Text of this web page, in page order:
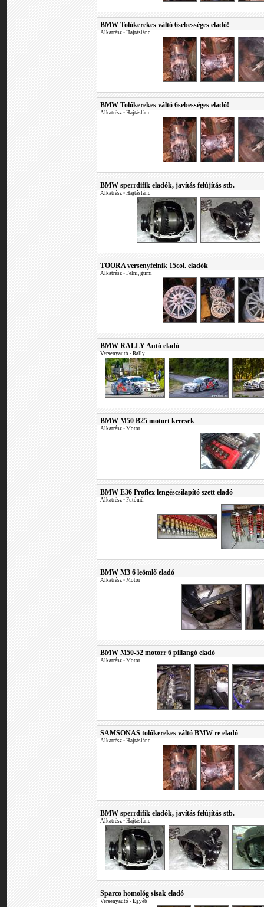
BMW Tolókerekes váltó 6sebességes eladó!
Alkatrész • Hajtáslánc
BMW Tolókerekes váltó 6sebességes eladó!
Alkatrész • Hajtáslánc
BMW sperrdifik eladók, javítás felújítás stb.
Alkatrész • Hajtáslánc
TOORA versenyfelnik 15col. eladók
Alkatrész • Felni, gumi
BMW RALLY Autó eladó
Versenyautó • Rally
BMW M50 B25 motort keresek
Alkatrész • Motor
BMW E36 Proflex lengéscsilapító szett eladó
Alkatrész • Futómű
BMW M3 6 leömlő eladó
Alkatrész • Motor
BMW M50-52 motorr 6 pillangó eladó
Alkatrész • Motor
SAMSONAS tolókerekes váltó BMW re eladó
Alkatrész • Hajtáslánc
BMW sperrdifik eladók, javítás felújítás stb.
Alkatrész • Hajtáslánc
Sparco homológ sisak eladó
Versenyautó • Egyéb